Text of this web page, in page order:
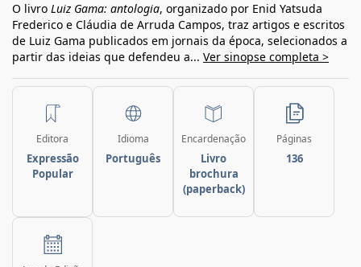
O livro Luiz Gama: antologia, organizado por Enid Yatsuda
Frederico e Cláudia de Arruda Campos, traz artigos e escritos
de Luiz Gama publicados em jornais da época, selecionados a
partir das ideias que defendeu a... Ver sinopse completa >
Editora
Expressão
Popular
Idioma
Português
Encardenação
Livro
brochura
(paperback)
Páginas
136